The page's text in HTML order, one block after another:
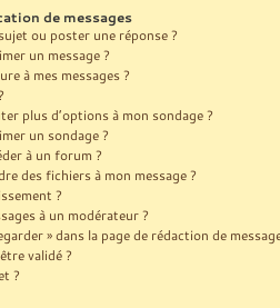
de messages
ou poster une réponse ?
un message ?
à mes messages ?
plus d’options à mon sondage ?
un sondage ?
à un forum ?
des fichiers à mon message ?
?
à un modérateur ?
» dans la page de rédaction de
validé ?
?